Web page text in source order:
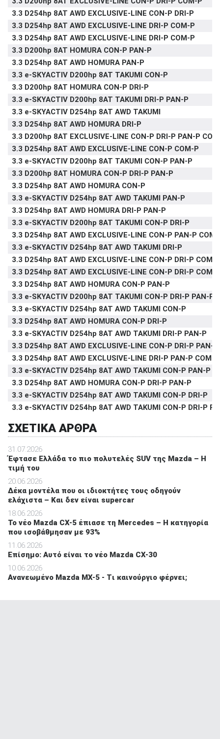
3.3 D254hp 8AT AWD EXCLUSIVE-LINE CON-P DRI-P
3.3 D254hp 8AT AWD EXCLUSIVE-LINE DRI-P COM-P
3.3 D254hp 8AT AWD EXCLUSIVE-LINE DRI-P COM-P
3.3 D200hp 8AT HOMURA CON-P PAN-P
3.3 D254hp 8AT AWD HOMURA PAN-P
3.3 e-SKYACTIV D200hp 8AT TAKUMI CON-P
3.3 D200hp 8AT HOMURA CON-P DRI-P
3.3 e-SKYACTIV D200hp 8AT TAKUMI DRI-P PAN-P
3.3 e-SKYACTIV D254hp 8AT AWD TAKUMI
3.3 D254hp 8AT AWD HOMURA DRI-P
3.3 D200hp 8AT EXCLUSIVE-LINE CON-P DRI-P PAN-P
3.3 D254hp 8AT AWD EXCLUSIVE-LINE CON-P COM-P
3.3 e-SKYACTIV D200hp 8AT TAKUMI CON-P PAN-P
3.3 D200hp 8AT HOMURA CON-P DRI-P PAN-P
3.3 D254hp 8AT AWD HOMURA CON-P
3.3 e-SKYACTIV D254hp 8AT AWD TAKUMI PAN-P
3.3 D254hp 8AT AWD HOMURA DRI-P PAN-P
3.3 e-SKYACTIV D200hp 8AT TAKUMI CON-P DRI-P
3.3 D254hp 8AT AWD EXCLUSIVE-LINE CON-P PAN-P COM-
3.3 e-SKYACTIV D254hp 8AT AWD TAKUMI DRI-P
3.3 D254hp 8AT AWD EXCLUSIVE-LINE CON-P DRI-P COM-P
3.3 D254hp 8AT AWD EXCLUSIVE-LINE CON-P DRI-P COM-P
3.3 D254hp 8AT AWD HOMURA CON-P PAN-P
3.3 e-SKYACTIV D200hp 8AT TAKUMI CON-P DRI-P PAN-P
3.3 e-SKYACTIV D254hp 8AT AWD TAKUMI CON-P
3.3 D254hp 8AT AWD HOMURA CON-P DRI-P
3.3 e-SKYACTIV D254hp 8AT AWD TAKUMI DRI-P PAN-P
3.3 D254hp 8AT AWD EXCLUSIVE-LINE CON-P DRI-P PAN-
3.3 D254hp 8AT AWD EXCLUSIVE-LINE DRI-P PAN-P COM-P
3.3 e-SKYACTIV D254hp 8AT AWD TAKUMI CON-P PAN-P
3.3 D254hp 8AT AWD HOMURA CON-P DRI-P PAN-P
3.3 e-SKYACTIV D254hp 8AT AWD TAKUMI CON-P DRI-P
3.3 e-SKYACTIV D254hp 8AT AWD TAKUMI CON-P DRI-P
ΣΧΕΤΙΚΑ ΑΡΘΡΑ
31.07.2026
Έφτασε Ελλάδα το πιο πολυτελές SUV της Mazda – Η
τιμή του
20.06.2026
Δέκα μοντέλα που οι ιδιοκτήτες τους οδηγούν
ελάχιστα – Και δεν είναι supercar
18.06.2026
Το νέο Mazda CX-5 έπιασε τη Mercedes – Η κατηγορία
που ισοβάθμησαν με 93%
11.06.2026
Επίσημο: Αυτό είναι το νέο Mazda CX-30
10.06.2026
Ανανεωμένο Mazda MX-5 - Tι καινούργιο φέρνει;